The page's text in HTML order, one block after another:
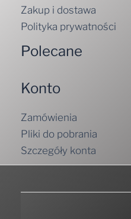
Zakup i dostawa
Polityka prywatności
Polecane
Konto
Zamówienia
Pliki do pobrania
Szczegóły konta